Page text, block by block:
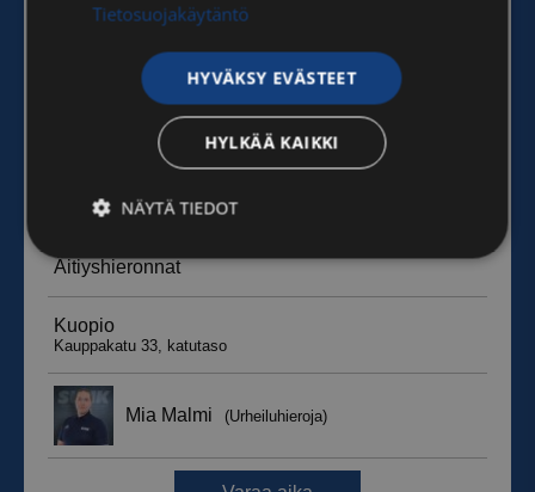
Tietosuojakäytäntö
HYVÄKSY EVÄSTEET
HYLKÄÄ KAIKKI
NÄYTÄ TIEDOT
Ehdottomasti
välttämättömät
Suorituskyvylliset
Kohdentavat Toiminnalliset
Luokittelemattomat